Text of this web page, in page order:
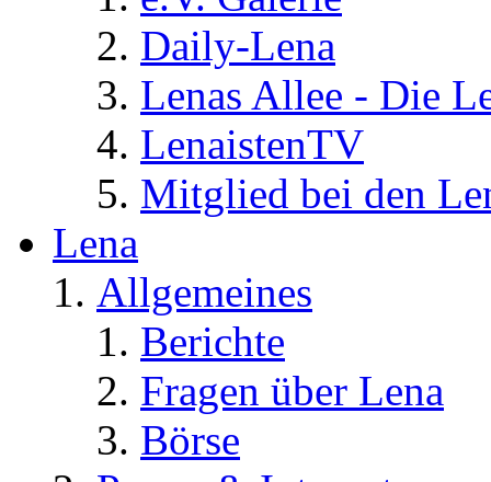
Daily-Lena
Lenas Allee - Die
LenaistenTV
Mitglied bei den
Lena
Allgemeines
Berichte
Fragen über Lena
Börse